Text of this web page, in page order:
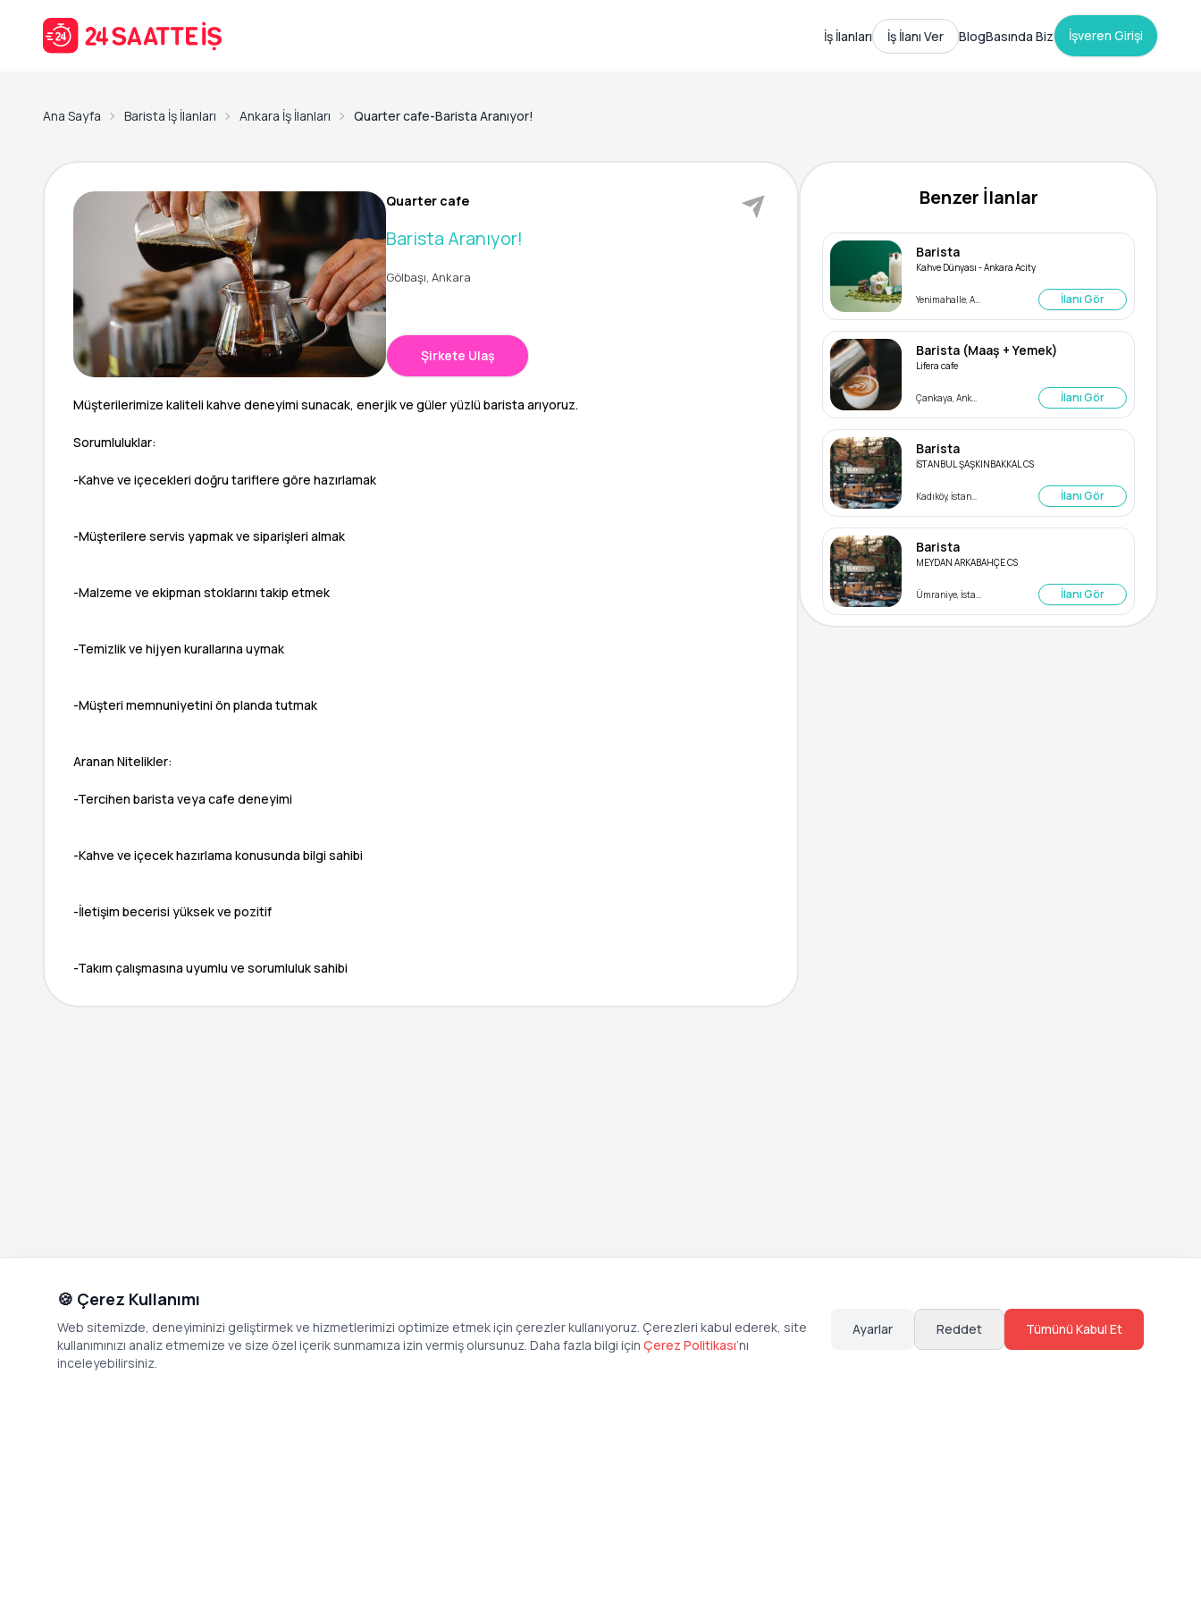
İş İlanları İş İlanı Ver BlogBasında Biz İşveren Girişi
Ana Sayfa Barista İş İlanları Ankara İş İlanları Quarter cafe-Barista Aranıyor!
Quarter cafe
Barista Aranıyor!
Gölbaşı, Ankara
Şirkete Ulaş
Müşterilerimize kaliteli kahve deneyimi sunacak, enerjik ve güler yüzlü barista arıyoruz.
Sorumluluklar:
-Kahve ve içecekleri doğru tariflere göre hazırlamak
-Müşterilere servis yapmak ve siparişleri almak
-Malzeme ve ekipman stoklarını takip etmek
-Temizlik ve hijyen kurallarına uymak
-Müşteri memnuniyetini ön planda tutmak
Aranan Nitelikler:
-Tercihen barista veya cafe deneyimi
-Kahve ve içecek hazırlama konusunda bilgi sahibi
-İletişim becerisi yüksek ve pozitif
Benzer İlanlar
Barista
Kahve Dünyası - Ankara Acity
İlanı Gör
Barista (Maaş + Yemek)
Lifera cafe
İlanı Gör
Barista
İSTANBUL ŞAŞKINBAKKAL CS
İlanı Gör
Barista
MEYDAN ARKABAHÇE CS
İlanı Gör
🍪 Çerez Kullanımı
Web sitemizde, deneyiminizi geliştirmek ve hizmetlerimizi optimize etmek için çerezler kullanıyoruz. Çerezleri kabul ederek, site
kullanımınızı analiz etmemize ve size özel içerik sunmamıza izin vermiş olursunuz. Daha fazla bilgi için Çerez Politikası’nı
inceleyebilirsiniz.
Ayarlar Reddet Tümünü Kabul Et